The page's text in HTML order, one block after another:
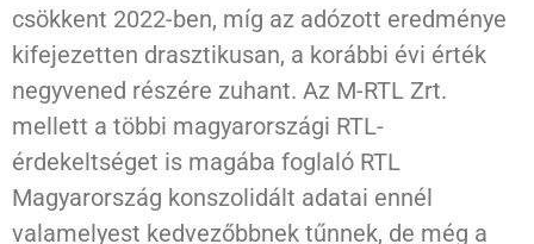
csökkent 2022-ben, míg az adózott eredménye
kifejezetten drasztikusan, a korábbi évi érték
negyvened részére zuhant. Az M-RTL Zrt.
mellett a többi magyarországi RTL-
érdekeltséget is magába foglaló RTL
Magyarország konszolidált adatai ennél
valamelyest kedvezőbbnek tűnnek, de még a